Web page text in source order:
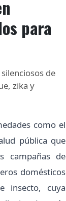
para
de
zika y
como el
pública que
campañas de
domésticos
insecto, cuya